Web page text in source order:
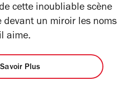
cette inoubliable scène
devant un miroir les noms
aime.
Plus